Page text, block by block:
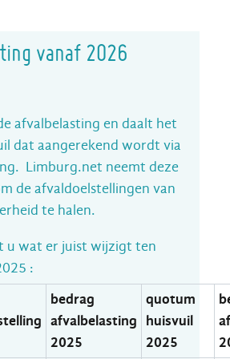
vanaf 2026
afvalbelasting en daalt het
dat aangerekend wordt via
Limburg.net neemt deze
de afvaldoelstellingen van
te halen.
u wat er juist wijzigt ten
:
bedrag
afvalbelasting
2025
quotum
huisvuil
2025